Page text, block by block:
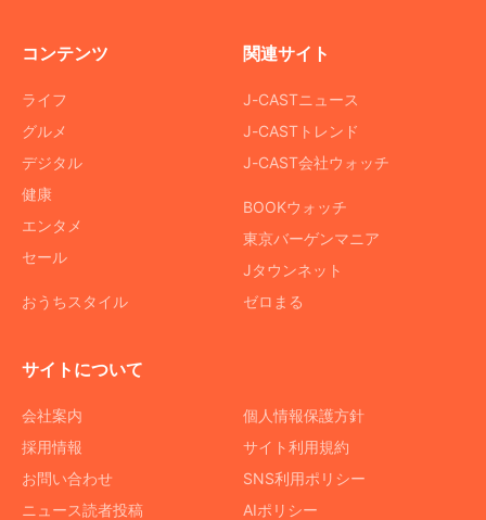
コンテンツ
ライフ
グルメ
デジタル
健康
エンタメ
セール
おうちスタイル
関連サイト
J-CASTニュース
J-CASTトレンド
J-CAST会社ウォッチ
BOOKウォッチ
東京バーゲンマニア
Jタウンネット
ゼロまる
サイトについて
会社案内
採用情報
お問い合わせ
ニュース読者投稿
個人情報保護方針
サイト利用規約
SNS利用ポリシー
AIポリシー